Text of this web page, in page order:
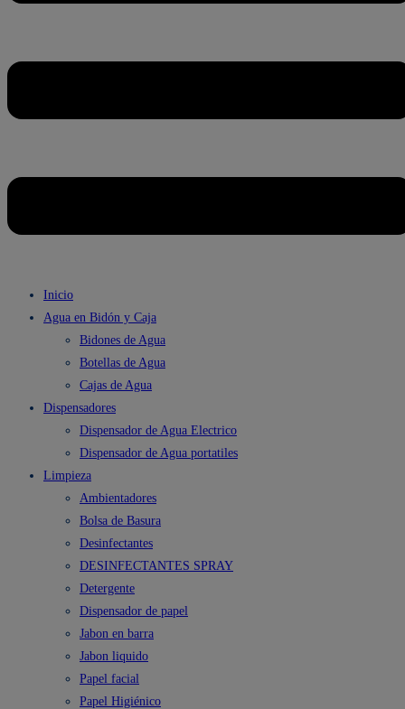
Inicio
Agua en Bidón y Caja
Bidones de Agua
Botellas de Agua
Cajas de Agua
Dispensadores
Dispensador de Agua Electrico
Dispensador de Agua portatiles
Limpieza
Ambientadores
Bolsa de Basura
Desinfectantes
DESINFECTANTES SPRAY
Detergente
Dispensador de papel
Jabon en barra
Jabon liquido
Papel facial
Papel Higiénico